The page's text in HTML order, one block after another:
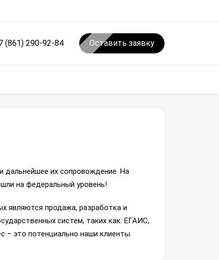
(861) 290-92-84 Оставить заявку
дальнейшее их сопровождение. На
на федеральный уровень!
являются продажа, разработка и
систем, таких как: ЕГАИС,
– это потенциально наши клиенты.